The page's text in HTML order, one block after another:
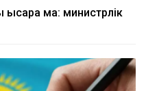
ма: министрлік